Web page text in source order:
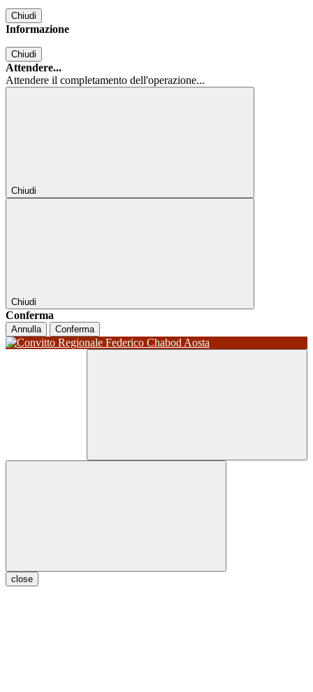
Chiudi
Informazione
Chiudi
Attendere...
Attendere il completamento dell'operazione...
Chiudi
Chiudi
Conferma
Annulla Conferma
close